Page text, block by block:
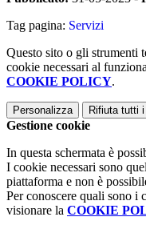
Tag pagina: Servizi
Questo sito o gli strumenti
cookie necessari al
COOKIE POLICY.
Personalizza Rifiuta tutti i
Gestione cookie
In questa schermata è
I cookie necessari sono
piattaforma e non è
Per conoscere quali sono i
visionare la COOKIE